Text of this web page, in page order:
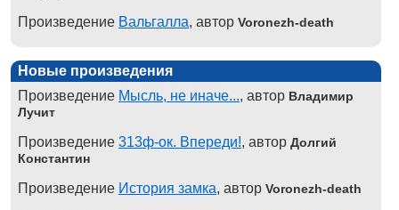
Произведение Вальгалла, автор Voronezh-death
Новые произведения
Произведение Мысль, не иначе..., автор Владимир
Лучит
Произведение 313ф-ок. Впереди!, автор Долгий
Константин
Произведение История замка, автор Voronezh-death